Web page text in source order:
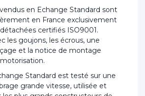
en Echange Standard sont
en France exclusivement
certifiés ISO9001.
les goujons, les écrous, une
et la notice de montage
Standard est testé sur une
grande vitesse, utilisée et